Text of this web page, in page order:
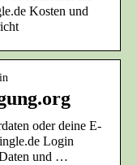
Kosten und
oder deine E-
Login
und …